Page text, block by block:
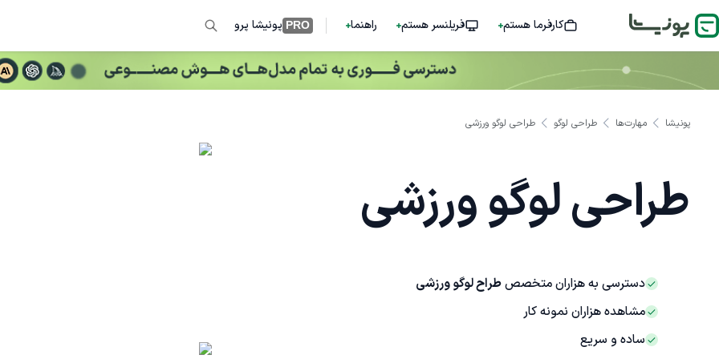
کارفرما هستم فریلنسر هستم راهنما PRO پونیشا پرو
پونیشا مهارت‌ها طراحی لوگو طراحی لوگو ورزشی
طراحی لوگو ورزشی
دسترسی به هزاران متخصصطراح لوگو ورزشی
مشاهده هزاران نمونه کار
ساده و سریع